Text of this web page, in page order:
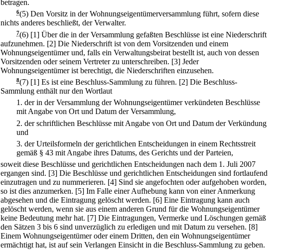
betragen.
6(5) Den Vorsitz in der Wohnungseigentümerversammlung führt, sofern diese
nichts anderes beschließt, der Verwalter.
7(6) [1] Über die in der Versammlung gefaßten Beschlüsse ist eine Niederschrift
aufzunehmen. [2] Die Niederschrift ist von dem Vorsitzenden und einem
Wohnungseigentümer und, falls ein Verwaltungsbeirat bestellt ist, auch von dessen
Vorsitzenden oder seinem Vertreter zu unterschreiben. [3] Jeder
Wohnungseigentümer ist berechtigt, die Niederschriften einzusehen.
8(7) [1] Es ist eine Beschluss-Sammlung zu führen. [2] Die Beschluss-
Sammlung enthält nur den Wortlaut
1. der in der Versammlung der Wohnungseigentümer verkündeten Beschlüsse
mit Angabe von Ort und Datum der Versammlung,
2. der schriftlichen Beschlüsse mit Angabe von Ort und Datum der Verkündung
und
3. der Urteilsformeln der gerichtlichen Entscheidungen in einem Rechtsstreit
gemäß § 43 mit Angabe ihres Datums, des Gerichts und der Parteien,
soweit diese Beschlüsse und gerichtlichen Entscheidungen nach dem 1. Juli 2007
ergangen sind. [3] Die Beschlüsse und gerichtlichen Entscheidungen sind fortlaufend
einzutragen und zu nummerieren. [4] Sind sie angefochten oder aufgehoben worden,
so ist dies anzumerken. [5] Im Falle einer Aufhebung kann von einer Anmerkung
abgesehen und die Eintragung gelöscht werden. [6] Eine Eintragung kann auch
gelöscht werden, wenn sie aus einem anderen Grund für die Wohnungseigentümer
keine Bedeutung mehr hat. [7] Die Eintragungen, Vermerke und Löschungen gemäß
den Sätzen 3 bis 6 sind unverzüglich zu erledigen und mit Datum zu versehen. [8]
Einem Wohnungseigentümer oder einem Dritten, den ein Wohnungseigentümer
ermächtigt hat, ist auf sein Verlangen Einsicht in die Beschluss-Sammlung zu geben.